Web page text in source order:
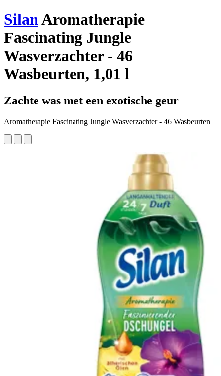
SilanAromatherapie
Fascinating Jungle
Wasverzachter - 46
Wasbeurten, 1,01 l
Zachte was met een exotische geur
Aromatherapie Fascinating Jungle Wasverzachter - 46 Wasbeurten